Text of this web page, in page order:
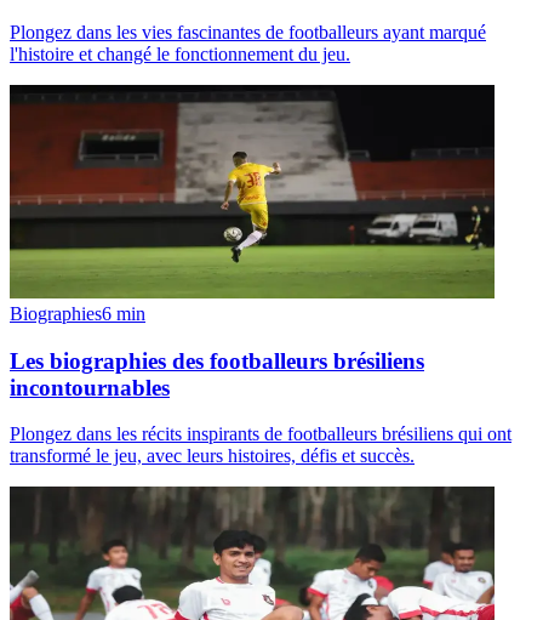
Plongez dans les vies fascinantes de footballeurs ayant marqué
l'histoire et changé le fonctionnement du jeu.
Biographies6 min
Les biographies des footballeurs brésiliens
incontournables
Plongez dans les récits inspirants de footballeurs brésiliens qui ont
transformé le jeu, avec leurs histoires, défis et succès.